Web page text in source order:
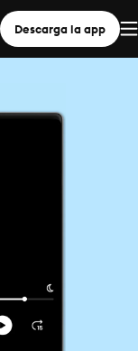
Descarga la app